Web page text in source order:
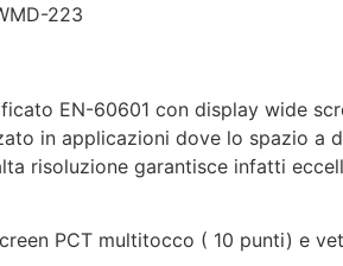
EN-60601 con display wide
in applicazioni dove lo spazio a
risoluzione garantisce infatti
PCT multitocco ( 10 punti) e